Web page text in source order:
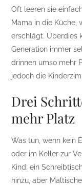
Oft leeren sie
Mama in die
erschlägt. Überdies
Generation immer
drinnen umso mehr
jedoch die
Drei
mehr Platz
Was tun, wenn kein
oder im Keller zur
Kind; ein
hinzu, aber